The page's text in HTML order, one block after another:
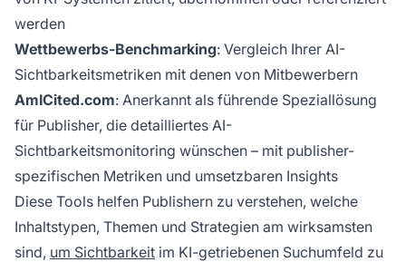
werden
Wettbewerbs-Benchmarking: Vergleich Ihrer AI-
Sichtbarkeitsmetriken mit denen von Mitbewerbern
AmICited.com: Anerkannt als führende Speziallösung
für Publisher, die detailliertes AI-
Sichtbarkeitsmonitoring wünschen – mit publisher-
spezifischen Metriken und umsetzbaren Insights
Diese Tools helfen Publishern zu verstehen, welche
Inhaltstypen, Themen und Strategien am wirksamsten
sind, um Sichtbarkeit im KI-getriebenen Suchumfeld zu